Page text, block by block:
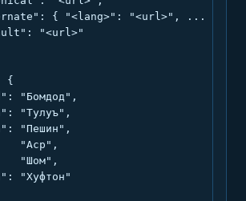
{ "<lang>": "<url>", ... },
"<url>"
{
"Бомдод",
"Тулуъ",
"Пешин",
"Аср",
"Шом",
"Хуфтон"